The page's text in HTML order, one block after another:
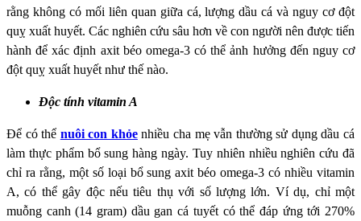
rằng không có mối liên quan giữa cá, lượng dầu cá và nguy cơ đột
quỵ xuất huyết. Các nghiên cứu sâu hơn về con người nên được tiến
hành để xác định axit béo omega-3 có thể ảnh hưởng đến nguy cơ
đột quỵ xuất huyết như thế nào.
Độc tính vitamin A
Để có thể nuôi con khỏe nhiều cha mẹ vẫn thường sử dụng dầu cá
làm thực phẩm bổ sung hàng ngày. Tuy nhiên nhiều nghiên cứu đã
chỉ ra rằng, một số loại bổ sung axit béo omega-3 có nhiều vitamin
A, có thể gây độc nếu tiêu thụ với số lượng lớn. Ví dụ, chỉ một
muỗng canh (14 gram) dầu gan cá tuyết có thể đáp ứng tới 270%